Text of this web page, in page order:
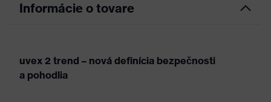
Informácie o tovare
uvex 2 trend – nová definícia bezpečnosti
a pohodlia